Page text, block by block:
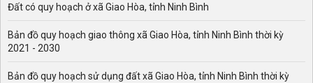
Đất có quy hoạch ở xã Giao Hòa, tỉnh Ninh Bình
Bản đồ quy hoạch giao thông xã Giao Hòa, tỉnh Ninh Bình thời kỳ
2021 - 2030
Bản đồ quy hoạch sử dụng đất xã Giao Hòa, tỉnh Ninh Bình thời kỳ